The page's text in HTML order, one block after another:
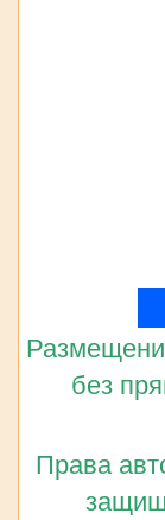
без
Права